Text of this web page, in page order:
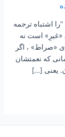
اشتباه ترجمه
«غیرِ» است نه
«صراط» ، اگر
که نعمتشان
یعنی […]